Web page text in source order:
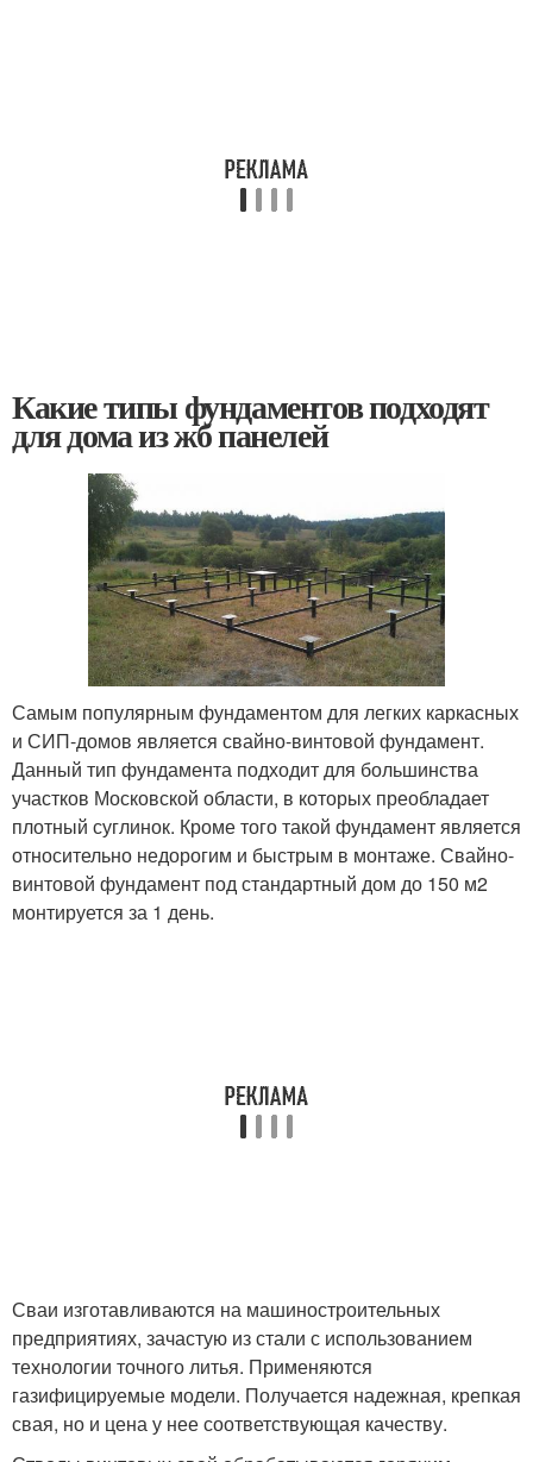
Какие типы фундаментов подходят
для дома из жб панелей
Самым популярным фундаментом для легких каркасных
и СИП-домов является свайно-винтовой фундамент.
Данный тип фундамента подходит для большинства
участков Московской области, в которых преобладает
плотный суглинок. Кроме того такой фундамент является
относительно недорогим и быстрым в монтаже. Свайно-
винтовой фундамент под стандартный дом до 150 м2
монтируется за 1 день.
Сваи изготавливаются на машиностроительных
предприятиях, зачастую из стали с использованием
технологии точного литья. Применяются
газифицируемые модели. Получается надежная, крепкая
свая, но и цена у нее соответствующая качеству.